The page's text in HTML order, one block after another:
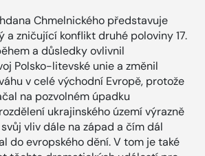
Chmelnického představuje
a zničující konflikt druhé poloviny 17.
a důsledky ovlivnil
Polsko-litevské unie a změnil
v celé východní Evropě, protože
na pozvolném úpadku
ukrajinského území výrazně
vliv dále na západ a čím dál
do evropského dění. V tom je také